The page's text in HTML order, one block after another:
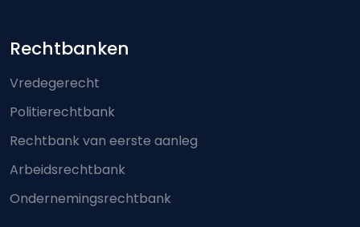
Footer-menu
Rechtbanken
Vredegerecht
Politierechtbank
Rechtbank van eerste aanleg
Arbeidsrechtbank
Ondernemingsrechtbank